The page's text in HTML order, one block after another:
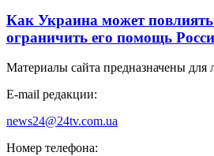
Как Украина может
ограничить его помощь
Материалы сайта предназначены для
E-mail редакции:
news24@24tv.com.ua
Номер телефона: